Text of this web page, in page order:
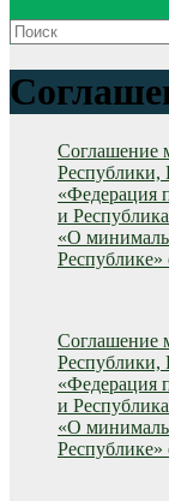
Соглашение
Республики,
«Федерация
и
«О
Республике»
Соглашение
Республики,
«Федерация
и
«О
Республике»